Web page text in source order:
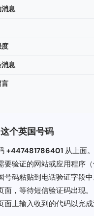
息
度
息
言
个英国号码
+447481786401 从上面。
要验证的网站或应用程序
号码粘贴到电话验证字段中
面，等待短信验证码出现。
面上输入收到的代码以完成